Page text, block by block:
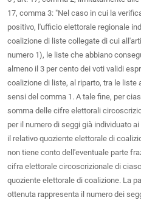
17, comma 3: "Nel caso in cui la
positivo, l'ufficio elettorale regionale
coalizione di liste collegate di cui
numero 1), le liste che abbiano
almeno il 3 per cento dei voti validi
coalizione di liste, al riparto, tra le
sensi del comma 1. A tale fine, per
somma delle cifre elettorali
per il numero di seggi già individuato
il relativo quoziente elettorale di
non tiene conto dell'eventuale parte
cifra elettorale circoscrizionale di
quoziente elettorale di coalizione. La
ottenuta rappresenta il numero dei